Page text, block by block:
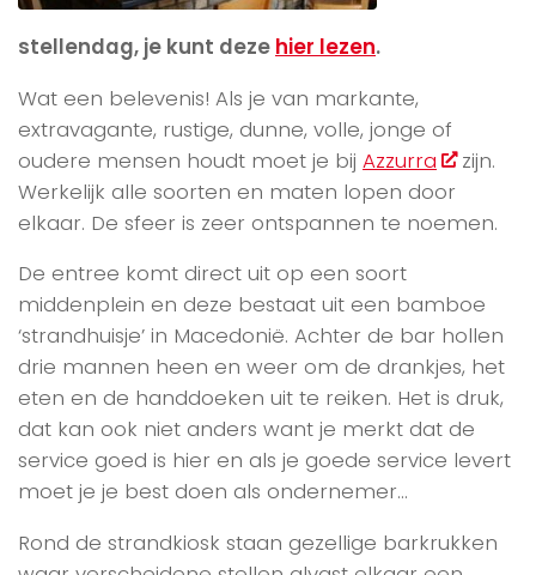
stellendag, je kunt deze hier lezen.
Wat een belevenis! Als je van markante,
extravagante, rustige, dunne, volle, jonge of
oudere mensen houdt moet je bij Azzurra
zijn.
Werkelijk alle soorten en maten lopen door
elkaar. De sfeer is zeer ontspannen te noemen.
De entree komt direct uit op een soort
middenplein en deze bestaat uit een bamboe
‘strandhuisje’ in Macedonië. Achter de bar hollen
drie mannen heen en weer om de drankjes, het
eten en de handdoeken uit te reiken. Het is druk,
dat kan ook niet anders want je merkt dat de
service goed is hier en als je goede service levert
moet je je best doen als ondernemer…
Rond de strandkiosk staan gezellige barkrukken